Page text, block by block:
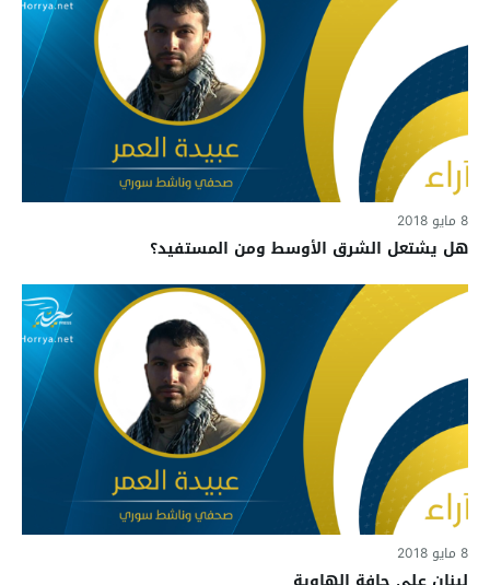
8 مايو 2018
هل يشتعل الشرق الأوسط ومن المستفيد؟
8 مايو 2018